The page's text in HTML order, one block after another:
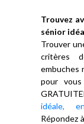
Trouvez
sénior
Trouver
critères
embuches
pour
idéale,
Répondez